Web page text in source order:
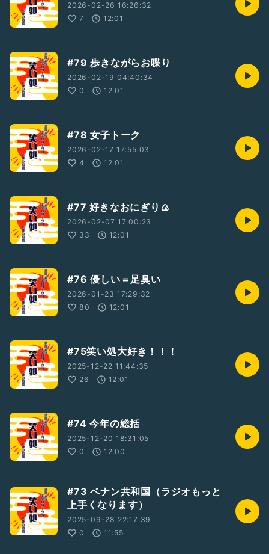
2026-02-26 16:26:32
7
12:01
#79 歩きながらお喋り
2026-02-19 04:40:34
0
12:01
#78 女子トーク
2026-02-17 17:55:03
4
12:01
#77 好きなおにぎり🍙
2026-02-07 17:00:23
33
12:01
#76 優しい＝足臭い
2026-01-23 17:29:32
80
12:01
#75笑い処大好き！！！
2025-12-22 11:44:35
26
12:01
#74 今年の総括
2025-12-20 18:31:05
0
12:00
#73 ベナン共和国（ラジオもっと
上手くなります）
2025-09-28 22:17:39
0
11:55